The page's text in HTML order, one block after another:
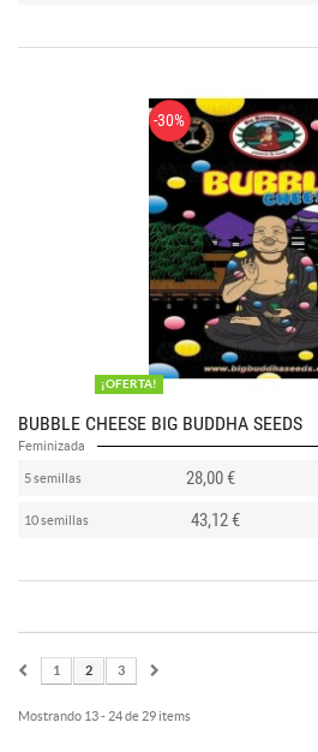
-30%
¡OFERTA!
BUBBLE CHEESE BIG BUDDHA SEEDS
Feminizada
5 semillas 28,00 €
10 semillas 43,12 €
1 2 3
Mostrando 13 - 24 de 29 items